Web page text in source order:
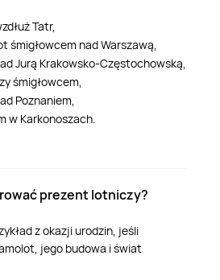
Tatr,
śmigłowcem nad Warszawą,
Jurą Krakowsko-Częstochowską,
śmigłowcem,
Poznaniem,
w Karkonoszach.
prezent lotniczy?
z okazji urodzin, jeśli
jego budowa i świat